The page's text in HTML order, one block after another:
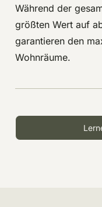
Während der
größten Wert auf
garantieren den
Wohnräume.